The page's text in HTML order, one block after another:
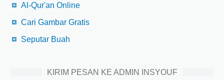
Al-Qur'an Online
Cari Gambar Gratis
Seputar Buah
KIRIM PESAN KE ADMIN INSYOUF